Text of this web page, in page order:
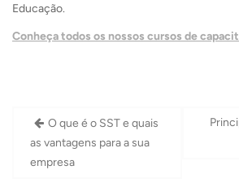
Educação.
Conheça todos os nossos cursos de
Navegação
de
Post
O que é o SST e quais
as vantagens para a sua
empresa